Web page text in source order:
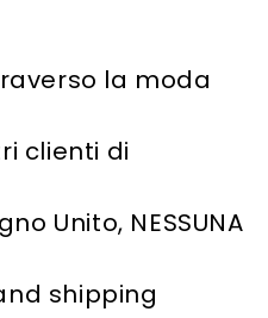
la moda
clienti di
Unito, NESSUNA
shipping